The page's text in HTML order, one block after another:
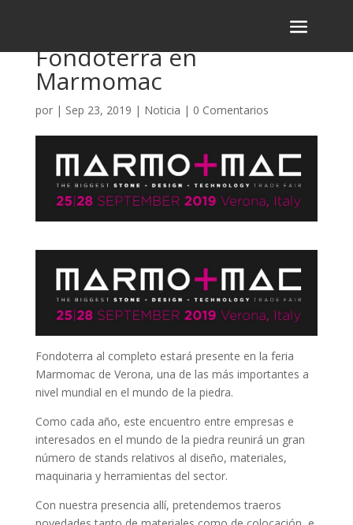
Fondoterra en
Marmomac
por | Sep 23, 2019 | Noticia | 0 Comentarios
Fondoterra al completo estará presente en la feria
Marmomac de Verona, una de las más importantes a
nivel mundial en el mundo de la piedra.
Como cada año, este encuentro entre empresas e
interesados en el mundo de la piedra reunirá un gran
número de stands relativos al diseño, materiales,
maquinaria y herramientas del sector.
Con nuestra presencia allí, pretendemos traeros